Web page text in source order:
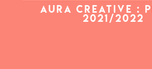
AURA CREATIVE :
2021/2022